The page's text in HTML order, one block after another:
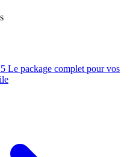
Le package complet pour vos